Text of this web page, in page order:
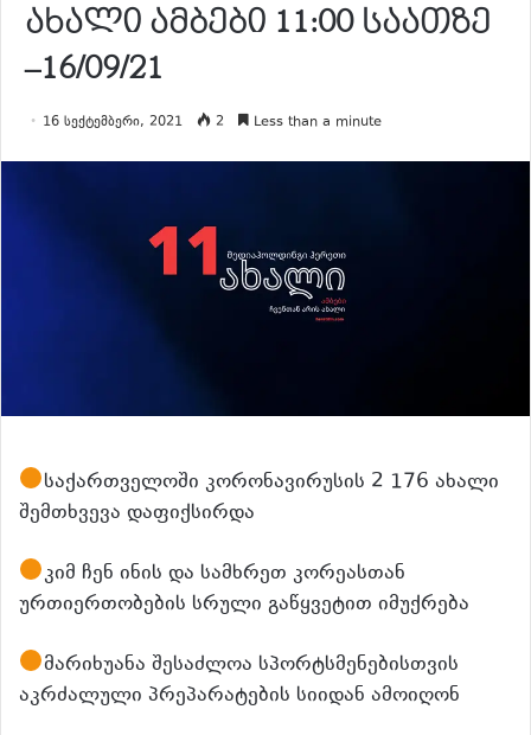
ახალი ამბები 11:00 საათზე
–16/09/21
16 სექტემბერი, 2021 2 Less than a minute
საქართველოში კორონავირუსის 2 176 ახალი
შემთხვევა დაფიქსირდა
კიმ ჩენ ინის და სამხრეთ კორეასთან
ურთიერთობების სრული გაწყვეტით იმუქრება
მარიხუანა შესაძლოა სპორტსმენებისთვის
აკრძალული პრეპარატების სიიდან ამოიღონ